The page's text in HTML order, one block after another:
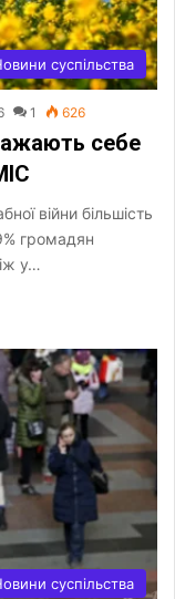
суспільства
1 626
себе
війни більшість
громадян
у…
суспільства